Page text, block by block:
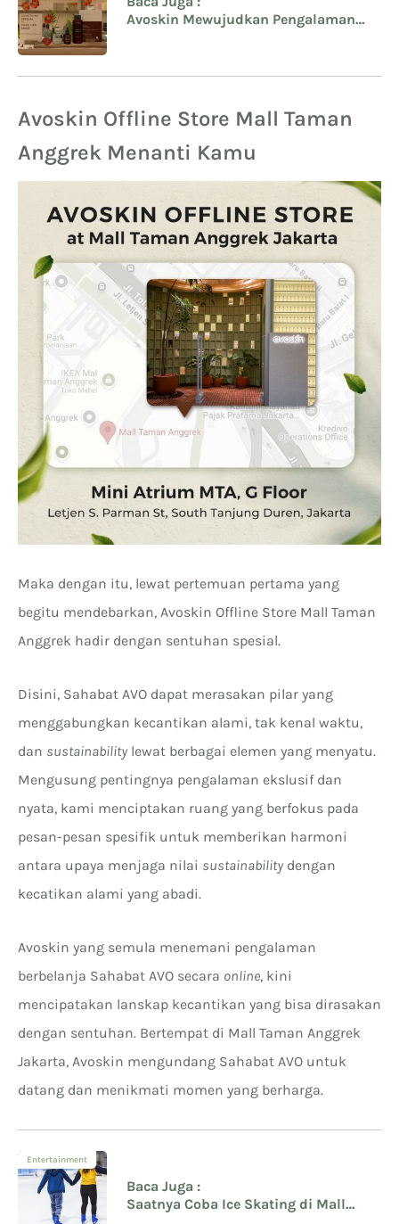
Avoskin Mewujudkan Pengalaman
Avoskin Offline Store Mall Taman
Anggrek Menanti Kamu
Maka dengan itu, lewat pertemuan pertama yang
begitu mendebarkan, Avoskin Offline Store Mall Taman
Anggrek hadir dengan sentuhan spesial.
Disini, Sahabat AVO dapat merasakan pilar yang
menggabungkan kecantikan alami, tak kenal waktu,
dan sustainability lewat berbagai elemen yang menyatu.
Mengusung pentingnya pengalaman ekslusif dan
nyata, kami menciptakan ruang yang berfokus pada
pesan-pesan spesifik untuk memberikan harmoni
antara upaya menjaga nilai sustainability dengan
kecatikan alami yang abadi.
Avoskin yang semula menemani pengalaman
berbelanja Sahabat AVO secara online, kini
mencipatakan lanskap kecantikan yang bisa dirasakan
dengan sentuhan. Bertempat di Mall Taman Anggrek
Jakarta, Avoskin mengundang Sahabat AVO untuk
datang dan menikmati momen yang berharga.
Entertainment
Baca Juga :
Saatnya Coba Ice Skating di Mall